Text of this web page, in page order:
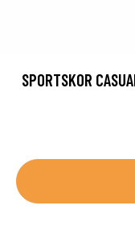
SPORTSKOR